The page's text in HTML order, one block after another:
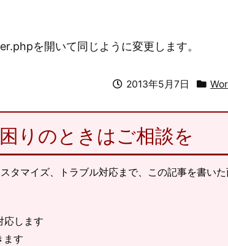
を開いて同じように変更します。
2013年5月7日
りのときはご相談を
タマイズ、トラブル対応まで、この記事を書い
応します
ます